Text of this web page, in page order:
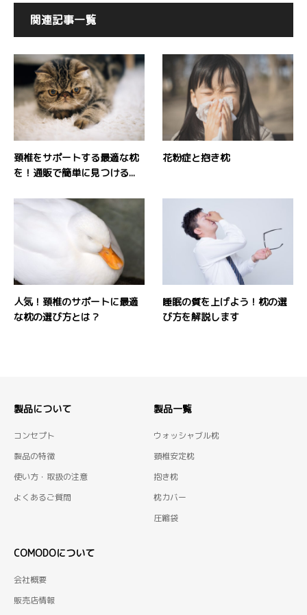
関連記事一覧
頚椎をサポートする最適な枕
を！通販で簡単に見つける...
花粉症と抱き枕
人気！頚椎のサポートに最適
な枕の選び方とは？
睡眠の質を上げよう！枕の選
び方を解説します
製品について
コンセプト
製品の特徴
使い方・取扱の注意
よくあるご質問
製品一覧
ウォッシャブル枕
頚椎安定枕
抱き枕
枕カバー
圧縮袋
COMODOについて
会社概要
販売店情報